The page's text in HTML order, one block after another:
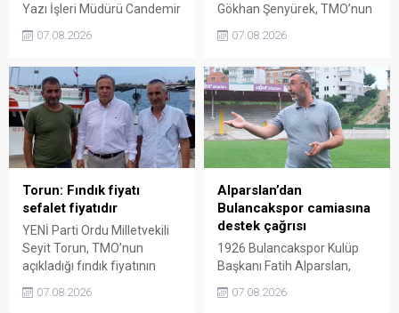
Yazı İşleri Müdürü Candemir
tartışmalarını köşesine
300 liraya ulaştığı bir
dönemde Ankara’ya 240
liralık fiyat teklifi
götürüldüğü iddiasını
gündeme getiren Sarı,
Giresun milletvekillerini açık
ve net bir cevap vermeye
çağırdı.
07.08.2026
Gökhan Şenyürek, TMO’nun
açıkladığı 255 liralık fiyatı
nitelendirdi. Artışın yıllık
enflasyonun altında kaldığını
belirten Şenyürek, kararın
üreticiyi değil tekelleri
koruduğunu savundu.
07.08.2026
Torun: Fındık fiyatı
sefalet fiyatıdır
YENİ Parti Ordu Milletvekili
Seyit Torun, TMO’nun
açıkladığı fındık fiyatının
karşılamadığını söyledi.
07.08.2026
Alparslan’dan
Bulancakspor camiasına
destek çağrısı
1926 Bulancakspor Kulüp
Başkanı Fatih Alparslan,
tesisleşmeden kurumsal
07.08.2026